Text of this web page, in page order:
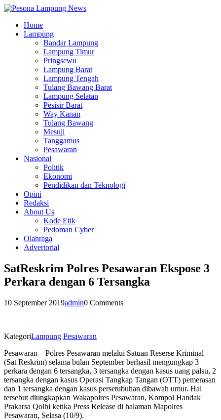
Home
Lampung
Bandar Lampung
Lampung Timur
Pringsewu
Lampung Barat
Lampung Tengah
Tulang Bawang Barat
Lampung Selatan
Pesisir Barat
Way Kanan
Tulang Bawang
Mesuji
Tanggamus
Pesawaran
Nasional
Politik
Ekonomi
Pendidikan dan Teknologi
Opini
Redaksi
About Us
Kode Etik
Pedoman Cyber
Olahraga
Advertorial
SatReskrim Polres Pesawaran Ekspose 3
Perkara dengan 6 Tersangka
10 September 2019admin0 Comments
KategoriLampung Pesawaran
Pesawaran – Polres Pesawaran melalui Satuan Reserse Kriminal
(Sat Reskrim) selama bulan September berhasil mengungkap 3
perkara dengan 6 tersangka, 3 tersangka dengan kasus uang palsu, 2
tersangka dengan kasus Operasi Tangkap Tangan (OTT) pemerasan
dan 1 tersangka dengan kasus persetubuhan dibawah umur. Hal
tersebut diungkapkan Wakapolres Pesawaran, Kompol Handak
Prakarsa Qolbi ketika Press Release di halaman Mapolres
Pesawaran, Selasa (10/9).